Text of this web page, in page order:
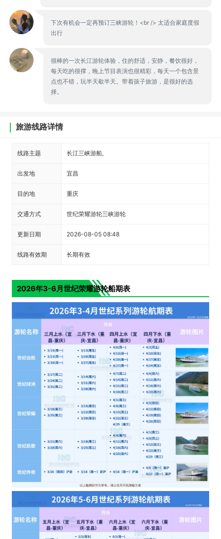
下次有机会一定再预订三峡游轮！<br /> 太适合家庭度假
出行
很棒的一次长江游轮体验，住的舒适，安静，餐饮很好，
每天吃的很撑，晚上节目表演也很精彩，每天一个包含景
点也不错，玩半天歇半天。带着孩子旅游，是很好的选
择。
旅游线路详情
线路主题 长江三峡游船,
出发地 宜昌
目的地 重庆
交通方式 世纪荣耀游轮三峡游轮
更新日期 2026-08-05 08:48
线路有效期 长期有效
2026年3-6月世纪荣耀游轮船期表